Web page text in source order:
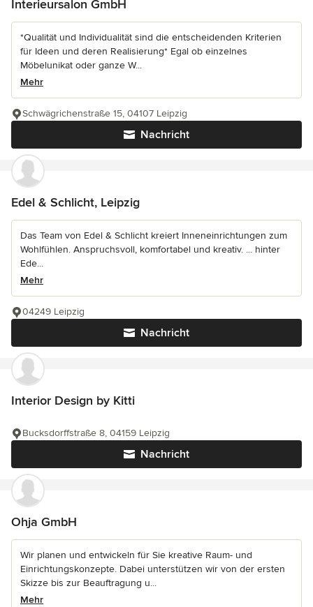
Interieursalon GmbH
*Qualität und Individualität sind die entscheidenden Kriterien
für Ideen und deren Realisierung* Egal ob einzelnes
Möbelunikat oder ganze W...
Mehr
Nachricht
Schwägrichenstraße 15, 04107 Leipzig
Edel & Schlicht, Leipzig
Das Team von Edel & Schlicht kreiert Inneneinrichtungen zum
Wohlfühlen. Anspruchsvoll, komfortabel und kreativ. ... hinter
Ede...
Mehr
Nachricht
04249 Leipzig
Interior Design by Kitti
Nachricht
Bucksdorffstraße 8, 04159 Leipzig
Ohja GmbH
Wir planen und entwickeln für Sie kreative Raum- und
Einrichtungskonzepte. Dabei unterstützen wir von der ersten
Skizze bis zur Beauftragung u...
Mehr